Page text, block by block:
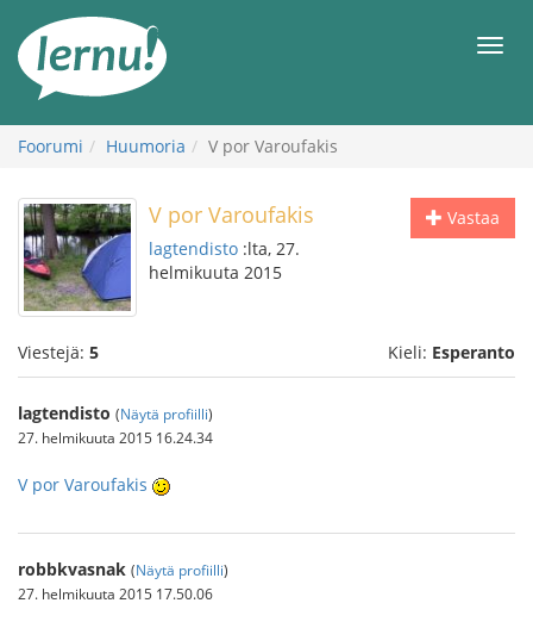
sisältöön
Foorumi Huumoria V por Varoufakis
Vastaa
V por Varoufakis
lagtendisto :lta, 27.
helmikuuta 2015
Viestejä: 5 Kieli: Esperanto
lagtendisto (Näytä profiilli)
27. helmikuuta 2015 16.24.34
V por Varoufakis
robbkvasnak (Näytä profiilli)
27. helmikuuta 2015 17.50.06